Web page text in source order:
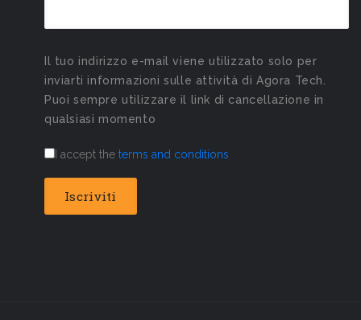
Il tuo indirizzo e-mail viene utilizzato solo per
inviarti informazioni sulle attività di Agora Tech.
Puoi sempre utilizzare il link di cancellazione in
qualsiasi momento
I accept the terms and conditions